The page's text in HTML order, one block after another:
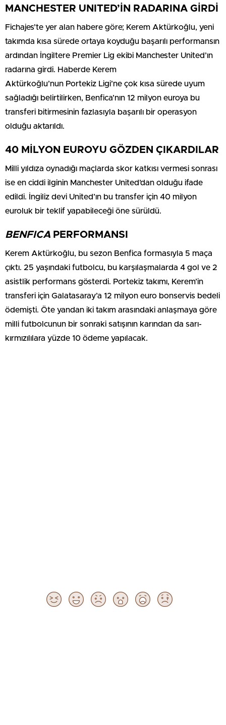
MANCHESTER UNITED’İN RADARINA GİRDİ
Fichajes’te yer alan habere göre; Kerem Aktürkoğlu, yeni
takımda kısa sürede ortaya koyduğu başarılı performansın
ardından İngiltere Premier Lig ekibi Manchester United’ın
radarına girdi. Haberde Kerem
Aktürkoğlu’nun Portekiz Ligi’ne çok kısa sürede uyum
sağladığı belirtilirken, Benfica’nın 12 milyon euroya bu
transferi bitirmesinin fazlasıyla başarılı bir operasyon
olduğu aktarıldı.
40 MİLYON EUROYU GÖZDEN ÇIKARDILAR
Milli yıldıza oynadığı maçlarda skor katkısı vermesi sonrası
ise en ciddi ilginin Manchester United’dan olduğu ifade
edildi. İngiliz devi United’ın bu transfer için 40 milyon
euroluk bir teklif yapabileceği öne sürüldü.
BENFICA PERFORMANSI
Kerem Aktürkoğlu, bu sezon Benfica formasıyla 5 maça
çıktı. 25 yaşındaki futbolcu, bu karşılaşmalarda 4 gol ve 2
asistlik performans gösterdi. Portekiz takımı, Kerem’in
transferi için Galatasaray’a 12 milyon euro bonservis bedeli
ödemişti. Öte yandan iki takım arasındaki anlaşmaya göre
milli futbolcunun bir sonraki satışının karından da sarı-
kırmızılılara yüzde 10 ödeme yapılacak.